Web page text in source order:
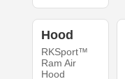
Hood
RKSport™
Ram Air
Hood